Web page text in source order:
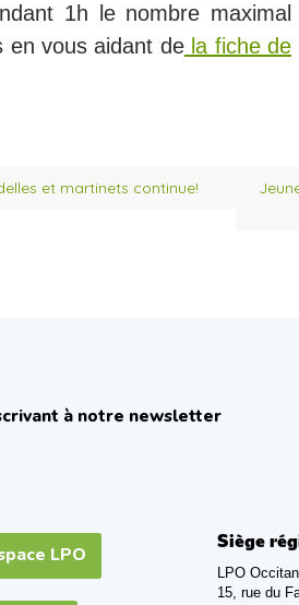
1h le nombre maximal
en vous aidant dela fiche de
et martinets continue!
à notre newsletter
LPO
Siège
LPO
15, rue du